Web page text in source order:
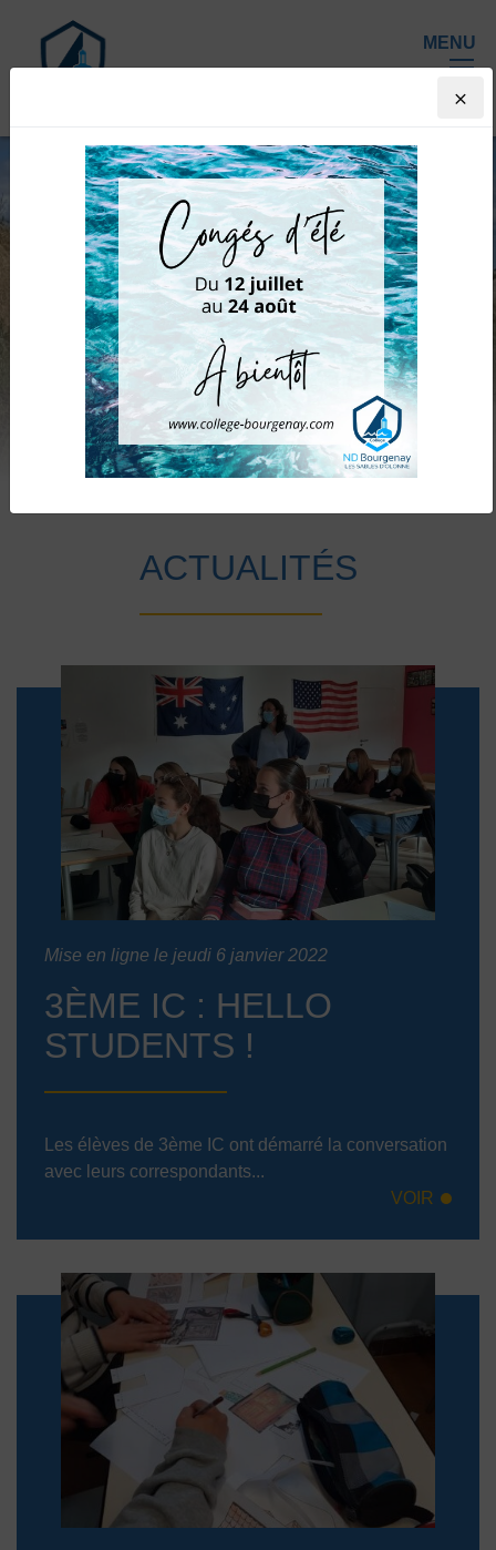
ACTUALITÉS
Mise en ligne le jeudi 6 janvier 2022
3ÈME IC : HELLO
STUDENTS !
Les élèves de 3ème IC ont démarré la conversation
avec leurs correspondants...
VOIR